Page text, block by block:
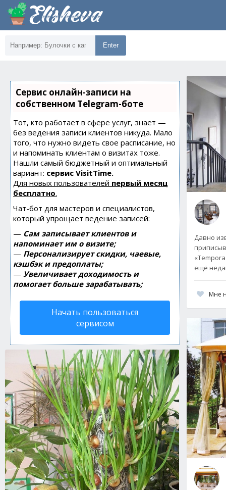
Enter
Сервис онлайн-записи на
собственном Telegram-боте
Тот, кто работает в сфере услуг, знает —
без ведения записи клиентов никуда. Мало
того, что нужно видеть свое расписание, но
и напоминать клиентам о визитах тоже.
Нашли самый бюджетный и оптимальный
вариант: сервис VisitTime.
Для новых пользователей первый месяц
бесплатно.
Чат-бот для мастеров и специалистов,
который упрощает ведение записей:
— Сам записывает клиентов и
напоминает им о визите;
— Персонализирует скидки, чаевые,
кэшбэк и предоплаты;
— Увеличивает доходимость и
помогает больше зарабатывать;
Начать пользоваться
сервисом
Давно
ещё
Мне